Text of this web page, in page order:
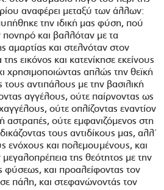
αναφέρει μεταξύ των άλλων:
την ιδική μας φύση, πού
και βαλλόταν με τα
αμαρτίας και στελνόταν στον
εικόνος και κατενίκησε εκείνους
χρησιμοποιώντας απλώς την θεϊκή
αντιπάλους με την βασιλική
αγγέλους, ούτε παίρνοντας ως
ούτε οπλίζοντας εναντίον
ούτε εμφανιζόμενος στη
τους αντιδίκους μας, αλλ΄
ενόχους και πολεμουμένους, και
της θεότητος με την
φύσεως, και προαλείφοντας τον
πάλη, και στεφανώνοντάς τον